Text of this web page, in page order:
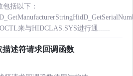
括以下：
来与HIDCLAS.SYS进行通......
描述符请求回调函数